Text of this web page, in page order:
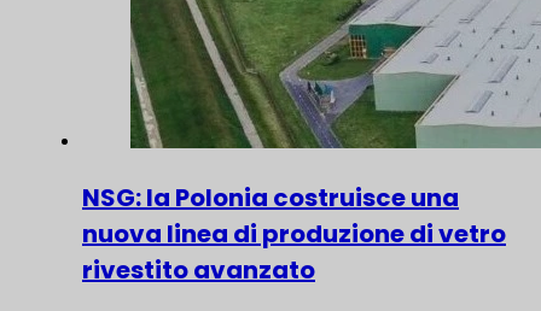
NSG: la Polonia costruisce una
nuova linea di produzione di vetro
rivestito avanzato